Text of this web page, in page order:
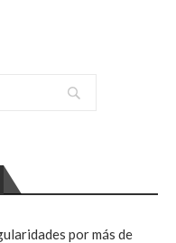
por más de